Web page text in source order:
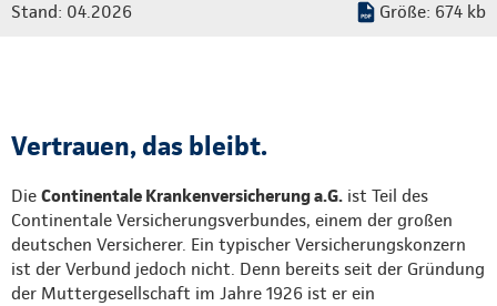
Stand: 04.2026 Größe: 674 kb
Vertrauen, das bleibt.
Die Continentale Krankenversicherung a.G. ist Teil des
Continentale Versicherungsverbundes, einem der großen
deutschen Versicherer. Ein typischer Versicherungskonzern
ist der Verbund jedoch nicht. Denn bereits seit der Gründung
der Muttergesellschaft im Jahre 1926 ist er ein